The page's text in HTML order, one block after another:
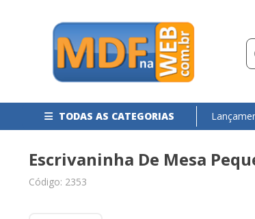
TODAS AS CATEGORIAS
Escrivaninha De Mesa
Código: 2353